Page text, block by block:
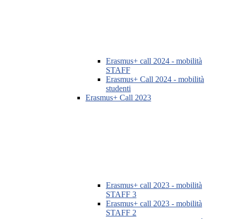
Erasmus+ call 2024 - mobilità
STAFF
Erasmus+ Call 2024 - mobilità
studenti
Erasmus+ Call 2023
Erasmus+ call 2023 - mobilità
STAFF 3
Erasmus+ call 2023 - mobilità
STAFF 2